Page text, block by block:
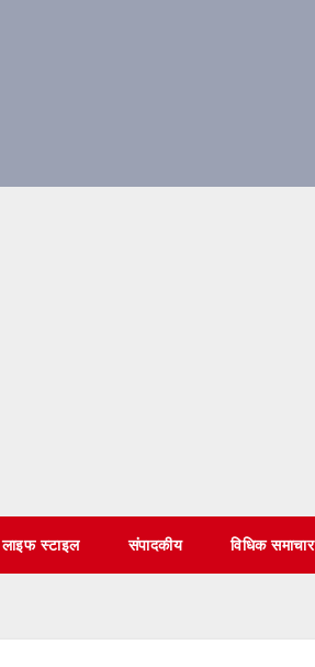
लाइफ स्टाइल संपादकीय विधिक समाचार